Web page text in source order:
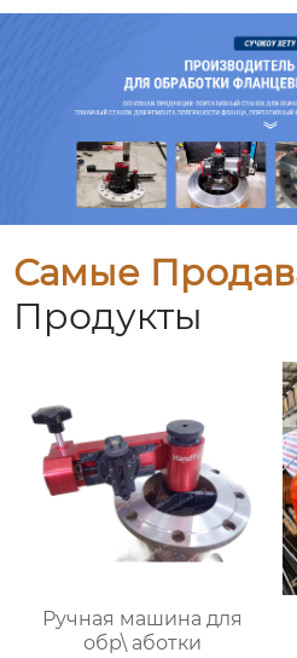
Самые
Продукты
Ручная машина для
обр\ аботки